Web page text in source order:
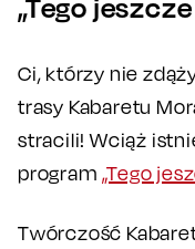
Ci, którzy nie
trasy Kabaretu
stracili! Wciąż
program„Tego
Twórczość